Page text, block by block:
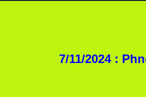
7/11/2024 :